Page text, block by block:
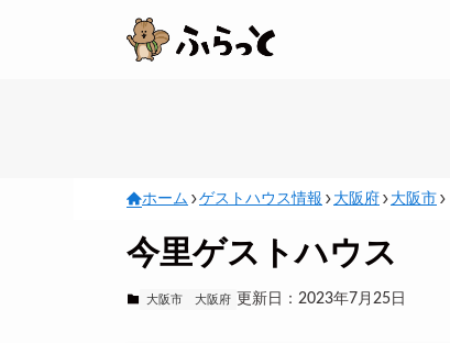
ホーム ゲストハウス情報 大阪府 大阪市
今里ゲストハウス
大阪市 大阪府 更新日：2023年7月25日